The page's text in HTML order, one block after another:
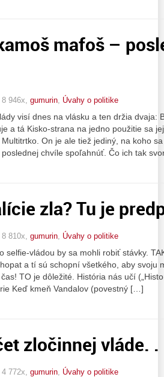
mafoš –
946x, gumurin, Úvahy o politike
visí dnes na vlásku a ten držia dvaja:
a tá Kisko-strana na jedno použitie sa
On je ale tiež jediný, na koho
poslednej chvíle spoľahnúť. Čo ich tak
zla? Tu je
810x, gumurin Úvahy o politike
selfie-vládou by sa mohli robiť stávky.
a tí sú schopní všetkého, aby svoju
TO je dôležité. História nás učí
Keď kmeň Vandalov (povestný […]
zločinnej vláde.
772x, gumurin Úvahy o politike